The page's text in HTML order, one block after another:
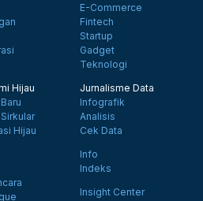
E-Commerce
Fintech
Startup
Gadget
Teknologi
Hijau
Hijau
Jurnalisme Data
Infografik
Analisis
Cek Data
Info
Indeks
Insight Center